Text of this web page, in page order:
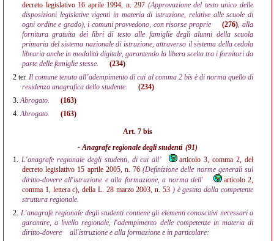
decreto legislativo 16 aprile 1994, n. 297 (Approvazione del testo unico delle
disposizioni legislative vigenti in materia di istruzione, relative alle scuole di
ogni ordine e grado), i comuni provvedono, con risorse proprie
(276), alla
fornitura gratuita dei libri di testo alle famiglie degli alunni della scuola
primaria del sistema nazionale di istruzione, attraverso il sistema della cedola
libraria anche in modalità digitale, garantendo la libera scelta tra i fornitori da
parte delle famiglie stesse.
(234)
2 ter. Il comune tenuto all’adempimento di cui al comma 2 bis è di norma quello di
residenza anagrafica dello studente.
(234)
3.Abrogato.
(163)
4.Abrogato. (163)
Art. 7 bis
- Anagrafe regionale degli studenti (91)
1. L'anagrafe regionale degli studenti, di cui all’
articolo 3, comma 2, del
decreto legislativo 15 aprile 2005, n. 76 (Definizione delle norme generali sul
diritto-dovere all'istruzione e alla formazione, a norma dell'
articolo 2,
comma 1, lettera c), della L. 28 marzo 2003, n. 53 ) è gestita dalla competente
struttura regionale.
2. L'anagrafe regionale degli studenti contiene gli elementi conoscitivi necessari a
garantire, a livello regionale, l'adempimento delle competenze in materia di
diritto-dovere
all'istruzione e alla formazione e in particolare: